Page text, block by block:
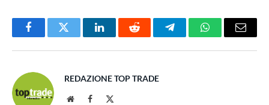
FacebookTwitter LinkedInReddit TelegramWhatsAppEmail
REDAZIONE TOP TRADE
WebsiteFacebook